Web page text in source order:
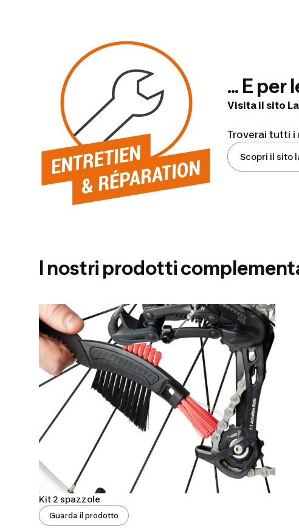
... E per
Visita il sito
Troverai tutti i
Scopri il sito
I nostri prodotti
Kit 2 spazzole
Guarda il prodotto